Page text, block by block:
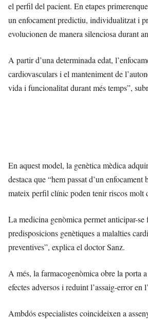
el perfil del pacient. En etapes
un enfocament predictiu, individualitzat i
evolucionen de manera silenciosa durant
A partir d’una determinada edat,
cardiovasculars i el manteniment de
vida i funcionalitat durant més temps”,
En aquest model, la genètica mèdica
destaca que “hem passat d’un
mateix perfil clínic poden tenir riscos molt
La medicina genòmica permet anticipar-
predisposicions genètiques a malalties
preventives”, explica el doctor Sanz.
A més, la farmacogenòmica obre la porta
efectes adversos i reduint l’assaig-error en
Ambdós especialistes coincideixen a